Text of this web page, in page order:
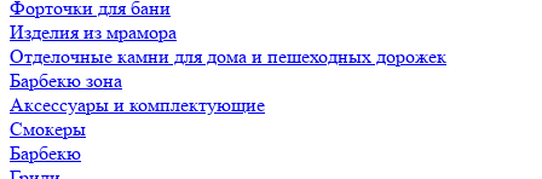
Форточки для бани
Изделия из мрамора
Отделочные камни для дома и пешеходных дорожек
Барбекю зона
Аксессуары и комплектующие
Смокеры
Барбекю